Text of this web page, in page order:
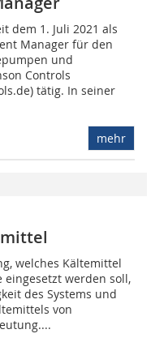
dem 1. Juli 2021 als
Manager für den
und
Controls
tätig. In seiner
mehr
welches Kältemittel
eingesetzt werden soll,
des Systems und
von